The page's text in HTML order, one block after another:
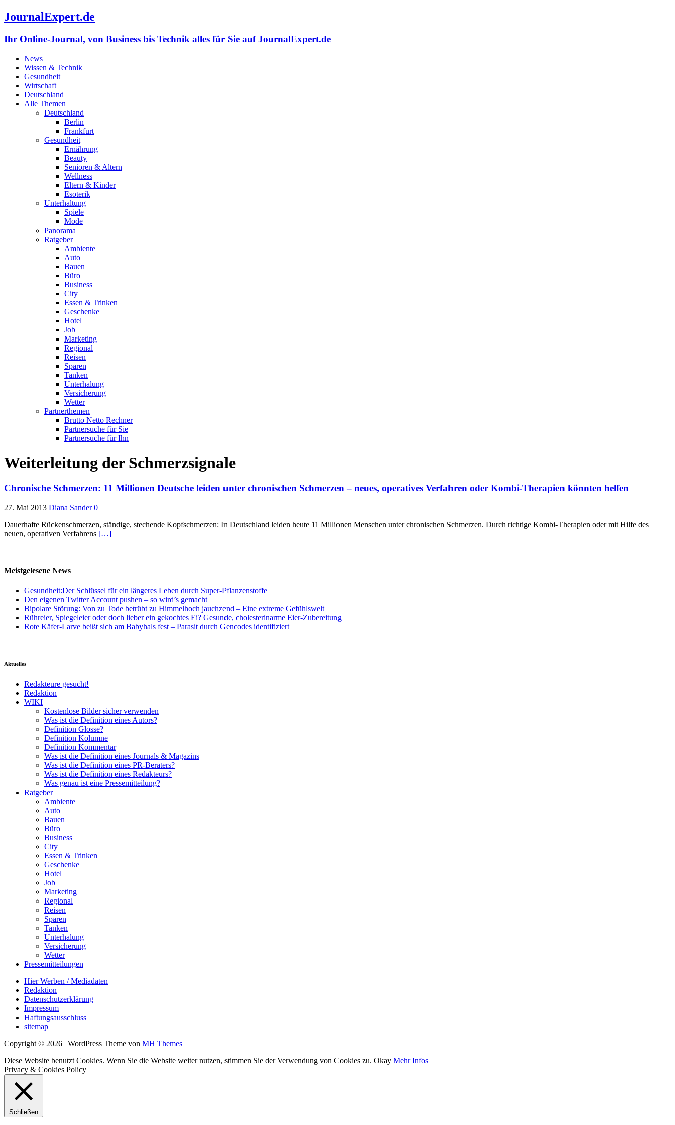
JournalExpert.de
Ihr Online-Journal, von Business bis Technik alles für Sie auf JournalExpert.de
News
Wissen & Technik
Gesundheit
Wirtschaft
Deutschland
Alle Themen
Deutschland
Berlin
Frankfurt
Gesundheit
Ernährung
Beauty
Senioren & Altern
Wellness
Eltern & Kinder
Esoterik
Unterhaltung
Spiele
Mode
Panorama
Ratgeber
Ambiente
Auto
Bauen
Büro
Business
City
Essen & Trinken
Geschenke
Hotel
Job
Marketing
Regional
Reisen
Sparen
Tanken
Unterhalung
Versicherung
Wetter
Partnerthemen
Brutto Netto Rechner
Partnersuche für Sie
Partnersuche für Ihn
Weiterleitung der Schmerzsignale
Chronische Schmerzen: 11 Millionen Deutsche leiden unter chronischen Schmerzen – neues, operatives Verfahren oder Kombi-Therapien könnten helfen
27. Mai 2013 Diana Sander 0
Dauerhafte Rückenschmerzen, ständige, stechende Kopfschmerzen: In Deutschland leiden heute 11 Millionen Menschen unter chronischen Schmerzen. Durch richtige Kombi-Therapien oder mit Hilfe des
neuen, operativen Verfahrens […]
Meistgelesene News
Gesundheit:Der Schlüssel für ein längeres Leben durch Super-Pflanzenstoffe
Den eigenen Twitter Account pushen – so wird’s gemacht
Bipolare Störung: Von zu Tode betrübt zu Himmelhoch jauchzend – Eine extreme Gefühlswelt
Rühreier, Spiegeleier oder doch lieber ein gekochtes Ei? Gesunde, cholesterinarme Eier-Zubereitung
Rote Käfer-Larve beißt sich am Babyhals fest – Parasit durch Gencodes identifiziert
Aktuelles
Redakteure gesucht!
Redaktion
WIKI
Kostenlose Bilder sicher verwenden
Was ist die Definition eines Autors?
Definition Glosse?
Definition Kolumne
Definition Kommentar
Was ist die Definition eines Journals & Magazins
Was ist die Definition eines PR-Beraters?
Was ist die Definition eines Redakteurs?
Was genau ist eine Pressemitteilung?
Ratgeber
Ambiente
Auto
Bauen
Büro
Business
City
Essen & Trinken
Geschenke
Hotel
Job
Marketing
Regional
Reisen
Sparen
Tanken
Unterhalung
Versicherung
Wetter
Pressemitteilungen
Hier Werben / Mediadaten
Redaktion
Datenschutzerklärung
Impressum
Haftungsausschluss
sitemap
Copyright © 2026 | WordPress Theme von MH Themes
Diese Website benutzt Cookies. Wenn Sie die Website weiter nutzen, stimmen Sie der Verwendung von Cookies zu. Okay Mehr Infos
Privacy & Cookies Policy
Schließen